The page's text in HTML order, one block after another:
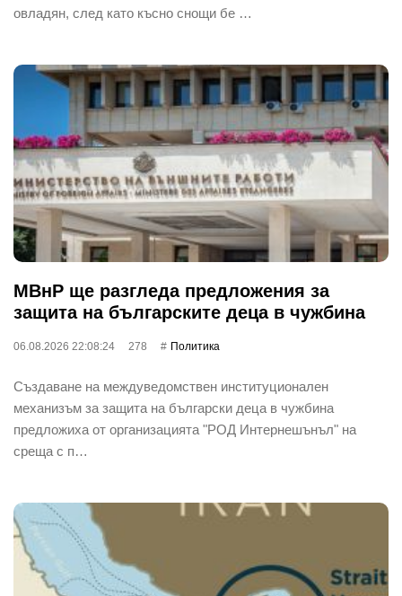
овладян, след като късно снощи бе …
МВнР ще разгледа предложения за
защита на българските деца в чужбина
06.08.2026 22:08:24 278 Политика
Създаване на междуведомствен институционален
механизъм за защита на български деца в чужбина
предложиха от организацията "РОД Интернешънъл" на
среща с п…